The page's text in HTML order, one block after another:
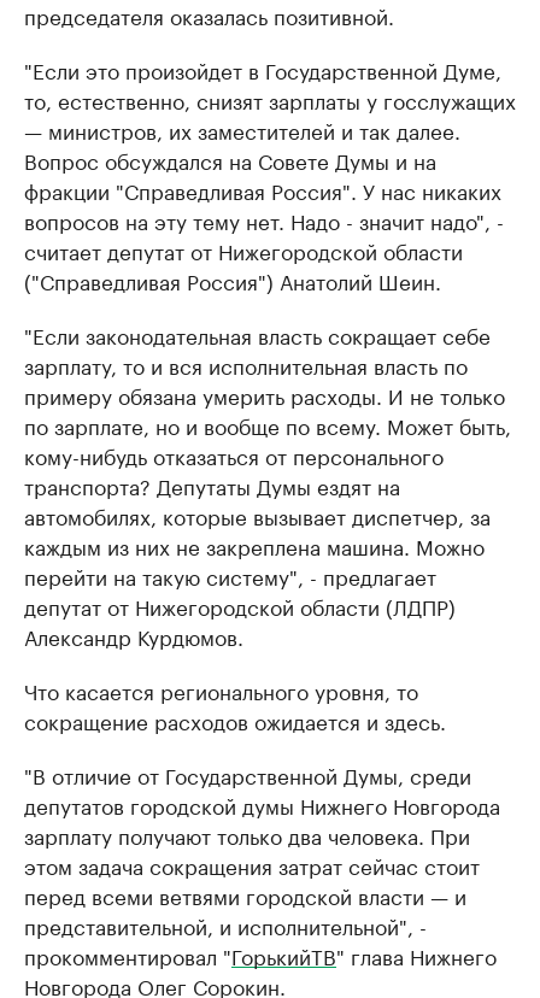
председателя оказалась позитивной.
"Если это произойдет в Государственной Думе,
то, естественно, снизят зарплаты у госслужащих
— министров, их заместителей и так далее.
Вопрос обсуждался на Совете Думы и на
фракции "Справедливая Россия". У нас никаких
вопросов на эту тему нет. Надо - значит надо", -
считает депутат от Нижегородской области
("Справедливая Россия") Анатолий Шеин.
"Если законодательная власть сокращает себе
зарплату, то и вся исполнительная власть по
примеру обязана умерить расходы. И не только
по зарплате, но и вообще по всему. Может быть,
кому-нибудь отказаться от персонального
транспорта? Депутаты Думы ездят на
автомобилях, которые вызывает диспетчер, за
каждым из них не закреплена машина. Можно
перейти на такую систему", - предлагает
депутат от Нижегородской области (ЛДПР)
Александр Курдюмов.
Что касается регионального уровня, то
сокращение расходов ожидается и здесь.
"В отличие от Государственной Думы, среди
депутатов городской думы Нижнего Новгорода
зарплату получают только два человека. При
этом задача сокращения затрат сейчас стоит
перед всеми ветвями городской власти — и
представительной, и исполнительной", -
прокомментировал "ГорькийТВ" глава Нижнего
Новгорода Олег Сорокин.